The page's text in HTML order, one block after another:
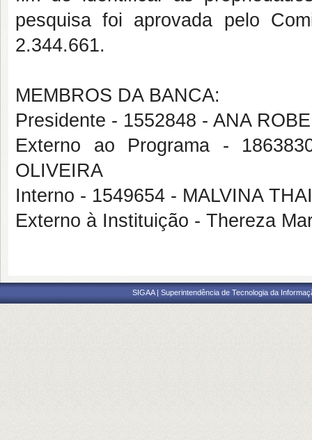
pesquisa foi aprovada pelo
2.344.661.
MEMBROS DA BANCA:
Presidente - 1552848 - ANA
Externo ao Programa -
OLIVEIRA
Interno - 1549654 - MALVINA
Externo à Instituição - Thereza
SIGAA | Superintendência de Tecnologia da